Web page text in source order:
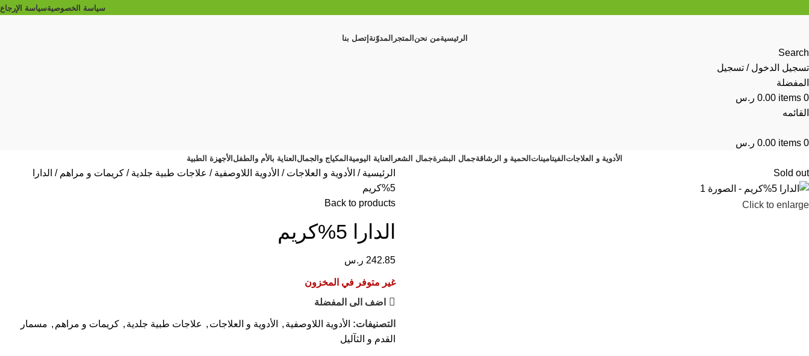
سياسة الخصوصيةسياسة الإرجاع
الرئيسيةمن نحن المتجر المدوّنة إتصل بنا
Search
تسجيل الدخول / تسجيل
المفضلة
0
items
0.00 ر.س
القائمه
0
items
0.00 ر.س
الأدوية و العلاجات الفيتامينات الحمية و الرشاقةجمال البشرةجمال الشعر العناية اليومية المكياج والجمال العناية بالأم والطفل الأجهزة الطبية
Sold out
Click to enlarge
الرئيسية الأدوية و العلاجات الأدوية اللاوصفية علاجات طبية جلدية كريمات و مراهم
الدارا
5%كريم
Back to products
الدارا 5%كريم
242.85 ر.س
غير متوفر في المخزون
اضف الى المفضلة
التصنيفات: الأدوية اللاوصفية , الأدوية و العلاجات , علاجات طبية جلدية , كريمات و مراهم , مسمار
القدم و الثآليل